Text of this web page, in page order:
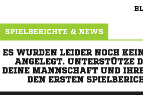
SPIELBERICHTE & NEWS
ES WURDEN LEIDER NOCH
ANGELEGT. UNTERSTÜTZE
DEINE MANNSCHAFT UND
DEN ERSTEN